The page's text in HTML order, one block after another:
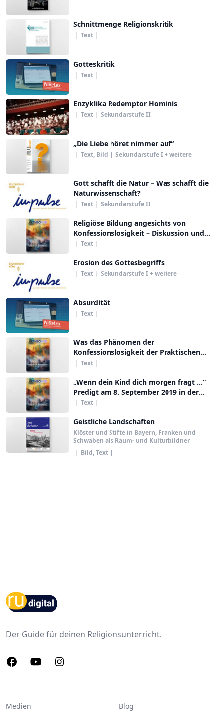
Schnittmenge Religionskritik
| Text |
Gotteskritik
| Text |
Enzyklika Redemptor Hominis
| Text | Sekundarstufe II
„Die Liebe höret nimmer auf“
| Text, Bild | Sekundarstufe I + weitere
Gott schafft die Natur – Was schafft die
Naturwissenschaft?
| Text | Sekundarstufe II
Religiöse Bildung angesichts von
Konfessionslosigkeit – Diskussion und
Spiegelungen eines Grundlagentextes
Erziehung, Kinder und Jugend (2020)
| Text |
Erosion des Gottesbegriffs
| Text | Sekundarstufe I + weitere
Absurdität
| Text |
Was das Phänomen der
Konfessionslosigkeit der Praktischen
Theologie zu denken gibt
| Text |
„Wenn dein Kind dich morgen fragt …“
Predigt am 8. September 2019 in der
Evangelischen Akademie Frankfurt
| Text |
Geistliche Landschaften
Klöster und Stifte in Bayern, Franken und
Schwaben als Raum- und Kulturbildner
| Bild, Text |
Footer
Der Guide für deinen Religionsunterricht.
FacebookYoutubeInstagram
Medien Blog